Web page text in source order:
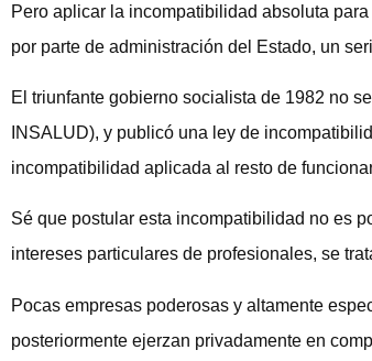
Pero aplicar la incompatibilidad absoluta
por parte de administración del Estado, un
El triunfante gobierno socialista de 1982 no
INSALUD), y publicó una ley de
incompatibilidad aplicada al resto de
Sé que postular esta incompatibilidad no es
intereses particulares de profesionales, se
Pocas empresas poderosas y altamente
posteriormente ejerzan privadamente en